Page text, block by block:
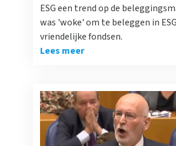
ESG een trend op de
was 'woke' om te beleggen in
vriendelijke fondsen.
Lees meer